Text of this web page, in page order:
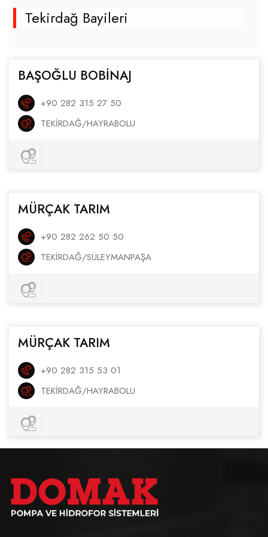
Tekirdağ Bayileri
BAŞOĞLU BOBİNAJ
+90 282 315 27 50
TEKIRDAĞ/HAYRABOLU
MÜRÇAK TARIM
+90 282 262 50 50
TEKIRDAĞ/SÜLEYMANPAŞA
MÜRÇAK TARIM
+90 282 315 53 01
TEKIRDAĞ/HAYRABOLU